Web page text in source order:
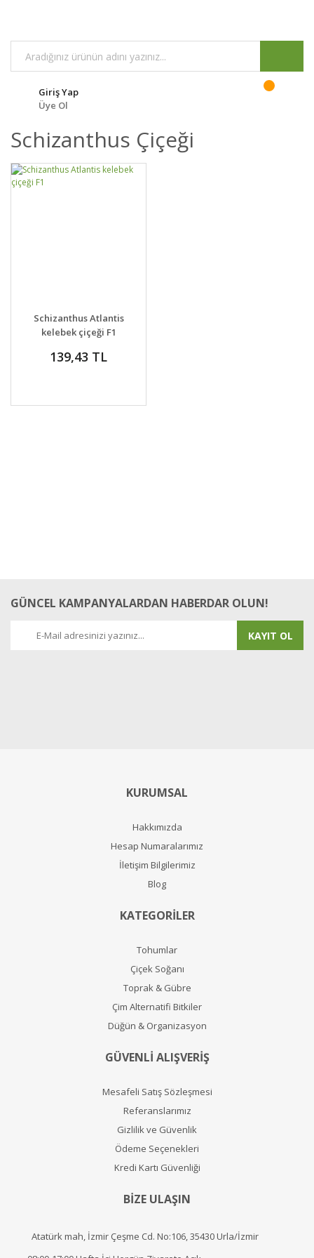
Giriş Yap
Üye Ol
Schizanthus Çiçeği
DETAYLAR
VER
Schizanthus Atlantis
kelebek çiçeği F1
139,43 TL
GÜNCEL KAMPANYALARDAN HABERDAR OLUN!
KAYIT OL
KURUMSAL
Hakkımızda
Hesap Numaralarımız
İletişim Bilgilerimiz
Blog
KATEGORİLER
Tohumlar
Çiçek Soğanı
Toprak & Gübre
Çim Alternatifi Bitkiler
Düğün & Organizasyon
GÜVENLİ ALIŞVERİŞ
Mesafeli Satış Sözleşmesi
Referanslarımız
Gizlilik ve Güvenlik
Ödeme Seçenekleri
Kredi Kartı Güvenliği
BİZE ULAŞIN
Atatürk mah, İzmir Çeşme Cd. No:106, 35430 Urla/İzmir